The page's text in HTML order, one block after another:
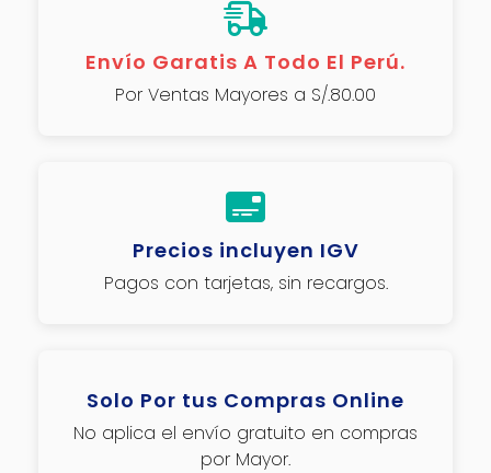
Envío Garatis A Todo El Perú.
Por Ventas Mayores a S/.80.00
Precios incluyen IGV
Pagos con tarjetas, sin recargos.
Solo Por tus Compras Online
No aplica el envío gratuito en compras
por Mayor.